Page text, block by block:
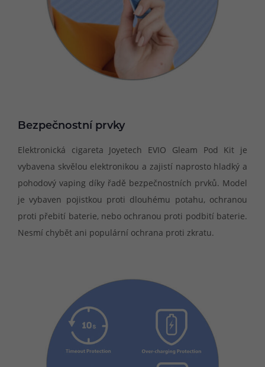
Bezpečnostní prvky
Elektronická cigareta Joyetech EVIO Gleam Pod Kit je
vybavena skvělou elektronikou a zajistí naprosto hladký a
pohodový vaping díky řadě bezpečnostních prvků. Model
je vybaven pojistkou proti dlouhému potahu, ochranou
proti přebití baterie, nebo ochranou proti podbití baterie.
Nesmí chybět ani populární ochrana proti zkratu.